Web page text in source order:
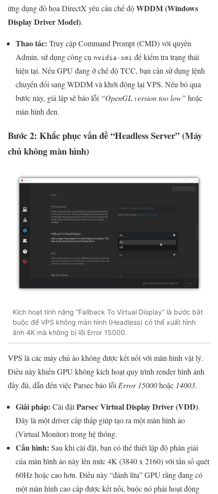
ứng dụng đồ họa DirectX yêu cầu chế độWDDM (Windows
Display Driver Model).
Thao tác: Truy cập Command Prompt (CMD) với quyền
Admin, sử dụng công cụ nvidia-smi để kiểm tra trạng thái
hiện tại. Nếu GPU đang ở chế độ TCC, bạn cần sử dụng lệnh
chuyển đổi sang WDDM và khởi động lại VPS. Nếu bỏ qua
bước này, giả lập sẽ báo lỗi “OpenGL version too low” hoặc
màn hình đen.
Bước 2: Khắc phục vấn đề “Headless Server” (Máy
chủ không màn hình)
Kích hoạt tính năng “Fallback To Virtual Display” là bước bắt
buộc để VPS không màn hình (Headless) có thể xuất hình
ảnh 4K mà không bị lỗi Error 15000.
VPS là các máy chủ ảo không được kết nối với màn hình vật lý.
Điều này khiến GPU không kích hoạt quy trình render hình ảnh
đầy đủ, dẫn đến việc Parsec báo lỗi Error 15000hoặc 14003.
Giải pháp: Cài đặtParsec Virtual Display Driver (VDD).
Đây là một driver cấp thấp giúp tạo ra một màn hình ảo
(Virtual Monitor) trong hệ thống.
Cấu hình: Sau khi cài đặt, bạn có thể thiết lập độ phân giải
của màn hình ảo này lên mức 4K (3840 x 2160) với tần số quét
60Hz hoặc cao hơn. Điều này “đánh lừa” GPU rằng đang có
một màn hình cao cấp được kết nối, buộc nó phải hoạt động